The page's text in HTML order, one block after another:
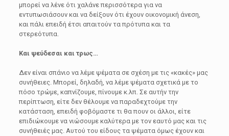
μπορεί να λένε ότι χαλάνε περισσότερα για να
εντυπωσιάσουν και να δείξουν ότι έχουν οικονομική άνεση,
και πάλι επειδή έτσι απαιτούν τα πρότυπα και τα
στερεότυπα.
Και ψεύδεσαι και τρως…
Δεν είναι σπάνιο να λέμε ψέματα σε σχέση με τις «κακές» μας
συνήθειες. Μπορεί, δηλαδή, να λέμε ψέματα σχετικά με το
πόσο τρώμε, καπνίζουμε, πίνουμε κ.λπ. Σε αυτήν την
περίπτωση, είτε δεν θέλουμε να παραδεχτούμε την
κατάσταση, επειδή φοβόμαστε τι θα πουν οι άλλοι, είτε
επιδιώκουμε να νιώσουμε καλύτερα με τον εαυτό μας και τις
συνήθειές μας. Αυτού του είδους τα ψέματα όμως έχουν και